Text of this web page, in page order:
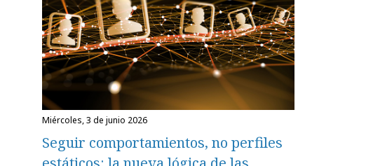
miércoles, 3 de junio 2026
Seguir comportamientos, no perfiles